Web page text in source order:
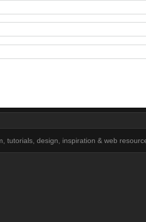
tutorials, design, inspiration & web